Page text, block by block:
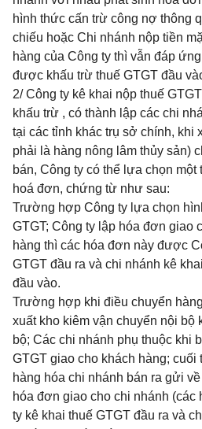
hình thức cấn trừ công nợ thông
chiếu hoặc Chi nhánh nộp tiền
hàng của Công ty thì vẫn đáp
được khấu trừ thuế GTGT đầu
2/ Công ty kê khai nộp thuế
khấu trừ , có thành lập các chi
tại các tỉnh khác trụ sở chính, khi
phải là hàng nông lâm thủy sản)
bán, Công ty có thể lựa chọn một
hoá đơn, chứng từ như sau:
Trường hợp Công ty lựa chọn
GTGT; Công ty lập hóa đơn giao
hàng thì các hóa đơn này được
GTGT đầu ra và chi nhánh kê
đầu vào.
Trường hợp khi điều chuyển
xuất kho kiêm vận chuyển nội bộ
bộ; Các chi nhánh phụ thuộc khi
GTGT giao cho khách hàng;
hàng hóa chi nhánh bán ra gửi
hóa đơn giao cho chi nhánh
ty kê khai thuế GTGT đầu ra và